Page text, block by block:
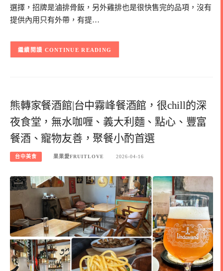
選擇，招牌是滷排骨飯，另外雞排也是很快售完的品項，沒有
提供內用只有外帶，有提…
CONTINUE READING
熊轉家餐酒館|台中霧峰餐酒館，很chill的深
夜食堂，無水咖喱、義大利麵、點心、豐富
餐酒、寵物友善，聚餐小酌首選
台中美食 果果愛FRUITLOVE 2026-04-16